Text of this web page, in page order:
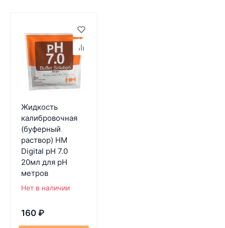
Жидкость
калибровочная
(буферный
раствор) HM
Digital pH 7.0
20мл для pH
метров
Нет в наличии
160 ₽